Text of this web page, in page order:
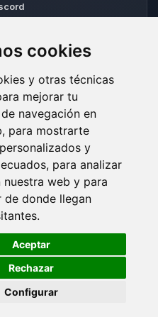
cookies
y otras técnicas
mejorar tu
navegación en
para mostrarte
y
para analizar
web y para
de donde llegan
Aceptar
Rechazar
Configurar
ACEPTADOS
🍪